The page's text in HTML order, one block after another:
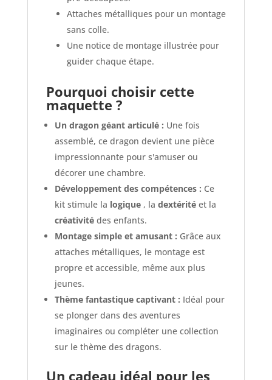
Attaches métalliques pour un montage
sans colle.
Une notice de montage illustrée pour
guider chaque étape.
Pourquoi choisir cette
maquette ?
Un dragon géant articulé : Une fois
assemblé, ce dragon devient une pièce
impressionnante pour s'amuser ou
décorer une chambre.
Développement des compétences : Ce
kit stimule la logique, la dextéritéet la
créativitédes enfants.
Montage simple et amusant : Grâce aux
attaches métalliques, le montage est
propre et accessible, même aux plus
jeunes.
Thème fantastique captivant : Idéal pour
se plonger dans des aventures
imaginaires ou compléter une collection
sur le thème des dragons.
Un cadeau idéal pour les